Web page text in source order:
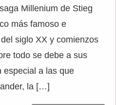
Millenium de Stieg
más famoso e
siglo XX y comienzos
todo se debe a sus
especial a las que
la […]